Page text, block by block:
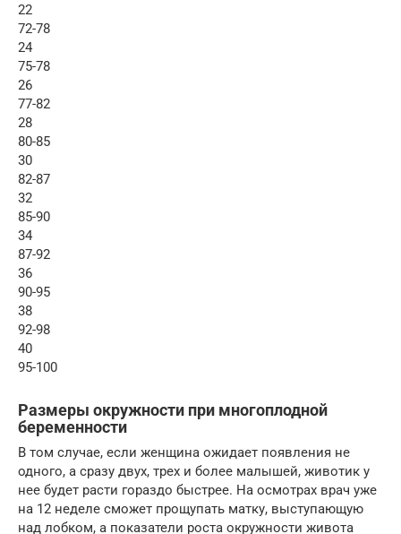
22
72-78
24
75-78
26
77-82
28
80-85
30
82-87
32
85-90
34
87-92
36
90-95
38
92-98
40
95-100
Размеры окружности при многоплодной
беременности
В том случае, если женщина ожидает появления не
одного, а сразу двух, трех и более малышей, животик у
нее будет расти гораздо быстрее. На осмотрах врач уже
на 12 неделе сможет прощупать матку, выступающую
над лобком, а показатели роста окружности живота